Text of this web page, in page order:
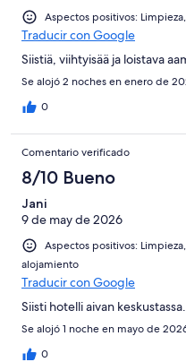
Aspectos positivos:
Traducir con Google
Siistiä, viihtyisää ja loistava
Se alojó 2 noches en enero de
0
Comentario verificado
8/10 Bueno
Jani
9 de may de 2026
Aspectos positivos:
alojamiento
Traducir con Google
Siisti hotelli aivan
Se alojó 1 noche en mayo de
0